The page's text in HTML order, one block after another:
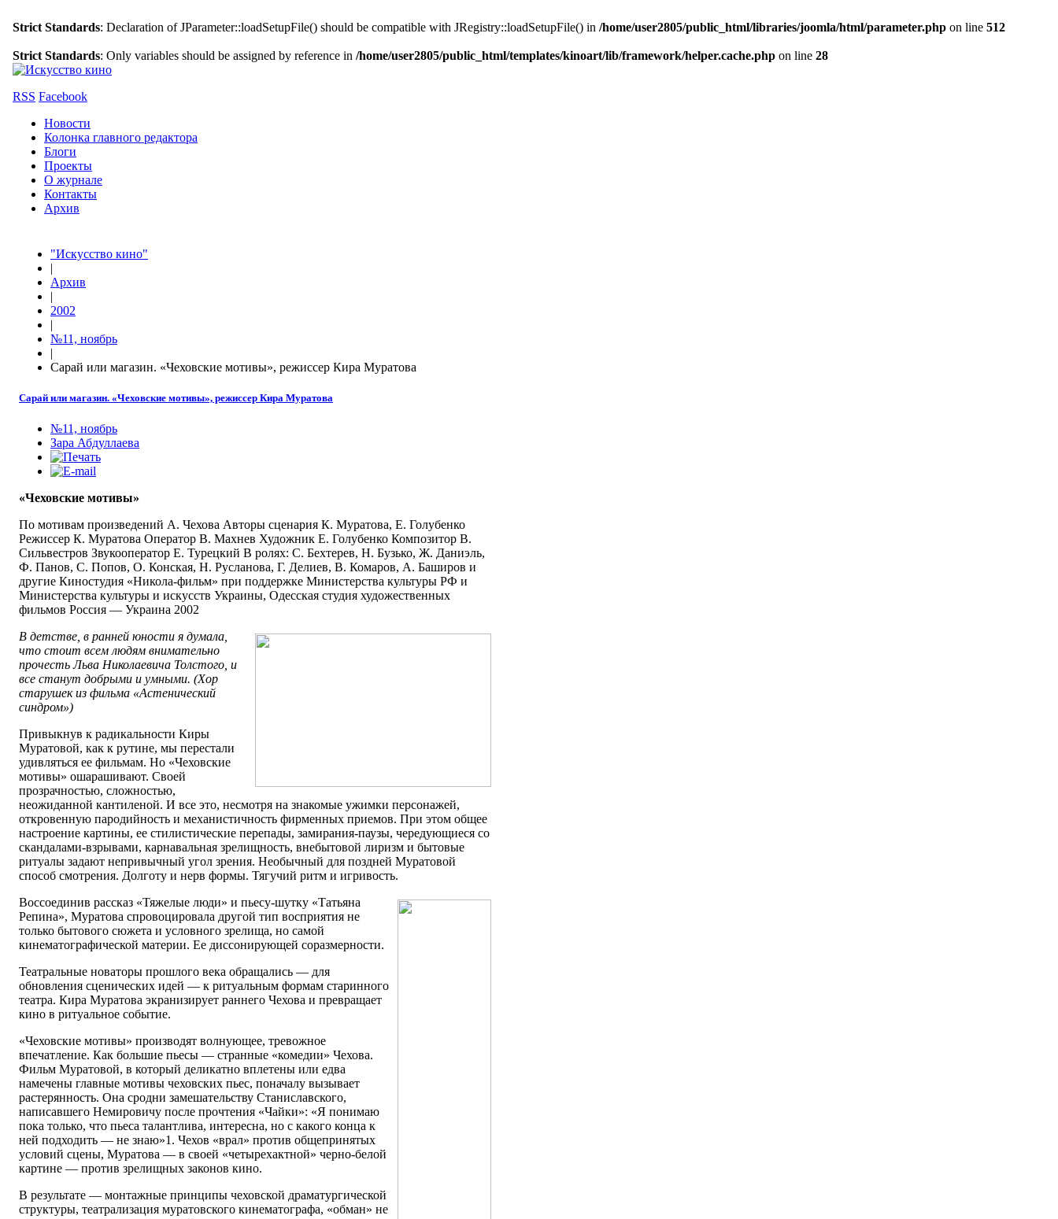
Strict Standards: Declaration of JParameter::loadSetupFile() should be compatible with JRegistry::loadSetupFile() in /home/user2805/public_html/libraries/joomla/html/parameter.php on line 512
Strict Standards: Only variables should be assigned by reference in /home/user2805/public_html/templates/kinoart/lib/framework/helper.cache.php on line 28
RSS Facebook
Новости
Колонка главного редактора
Блоги
Проекты
О журнале
Контакты
Архив
"Искусство кино"
|
Архив
|
2002
|
№11, ноябрь
|
Сарай или магазин. «Чеховские мотивы», режиссер Кира Муратова
Сарай или магазин. «Чеховские мотивы», режиссер Кира Муратова
№11, ноябрь
Зара Абдуллаева
«Чеховские мотивы»
По мотивам произведений А. Чехова Авторы сценария К. Муратова, Е. Голубенко
Режиссер К. Муратова Оператор В. Махнев Художник Е. Голубенко Композитор В.
Сильвестров Звукооператор Е. Турецкий В ролях: С. Бехтерев, Н. Бузько, Ж. Даниэль,
Ф. Панов, С. Попов, О. Конская, Н. Русланова, Г. Делиев, В. Комаров, А. Баширов и
другие Киностудия «Никола-фильм» при поддержке Министерства культуры РФ и
Министерства культуры и искусств Украины, Одесская студия художественных
фильмов Россия — Украина 2002
В детстве, в ранней юности я думала,
что стоит всем людям внимательно
прочесть Льва Николаевича Толстого, и
все станут добрыми и умными. (Хор
старушек из фильма «Астенический
синдром»)
Привыкнув к радикальности Киры
Муратовой, как к рутине, мы перестали
удивляться ее фильмам. Но «Чеховские
мотивы» ошарашивают. Своей
прозрачностью, сложностью,
неожиданной кантиленой. И все это, несмотря на знакомые ужимки персонажей,
откровенную пародийность и механистичность фирменных приемов. При этом общее
настроение картины, ее стилистические перепады, замирания-паузы, чередующиеся со
скандалами-взрывами, карнавальная зрелищность, внебытовой лиризм и бытовые
ритуалы задают непривычный угол зрения. Необычный для поздней Муратовой
способ смотрения. Долготу и нерв формы. Тягучий ритм и игривость.
Воссоединив рассказ «Тяжелые люди» и пьесу-шутку «Татьяна
Репина», Муратова спровоцировала другой тип восприятия не
только бытового сюжета и условного зрелища, но самой
кинематографической материи. Ее диссонирующей соразмерности.
Театральные новаторы прошлого века обращались — для
обновления сценических идей — к ритуальным формам старинного
театра. Кира Муратова экранизирует раннего Чехова и превращает
кино в ритуальное событие.
«Чеховские мотивы» производят волнующее, тревожное
впечатление. Как большие пьесы — странные «комедии» Чехова.
Фильм Муратовой, в который деликатно вплетены или едва
намечены главные мотивы чеховских пьес, поначалу вызывает
растерянность. Она сродни замешательству Станиславского,
написавшего Немировичу после прочтения «Чайки»: «Я понимаю
пока только, что пьеса талантлива, интересна, но с какого конца к
ней подходить — не знаю»1. Чехов «врал» против общепринятых
условий сцены, Муратова — в своей «четырехактной» черно-белой
картине — против зрелищных законов кино.
В результате — монтажные принципы чеховской драматургической
структуры, театрализация муратовского кинематографа, «обман» не